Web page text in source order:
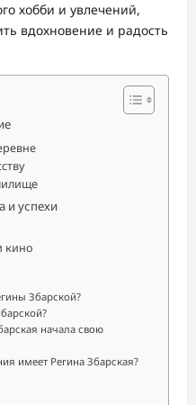
хобби и увлечений,
вдохновение и радость
и успехи
кино
Збарской?
начала свою
имеет Регина Збарская?